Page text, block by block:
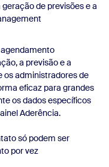
de previsões e a
a previsão e a
os administradores de
eficaz para grandes
os dados específicos
Aderência.
só podem ser
por vez